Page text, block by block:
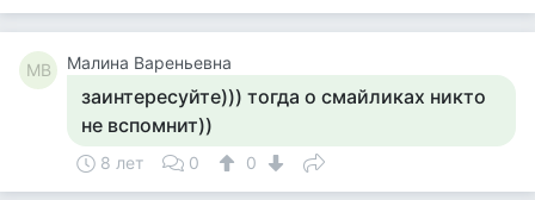
МВ Малина Вареньевна
заинтересуйте))) тогда о смайликах никто
не вспомнит))
8 лет 0 0